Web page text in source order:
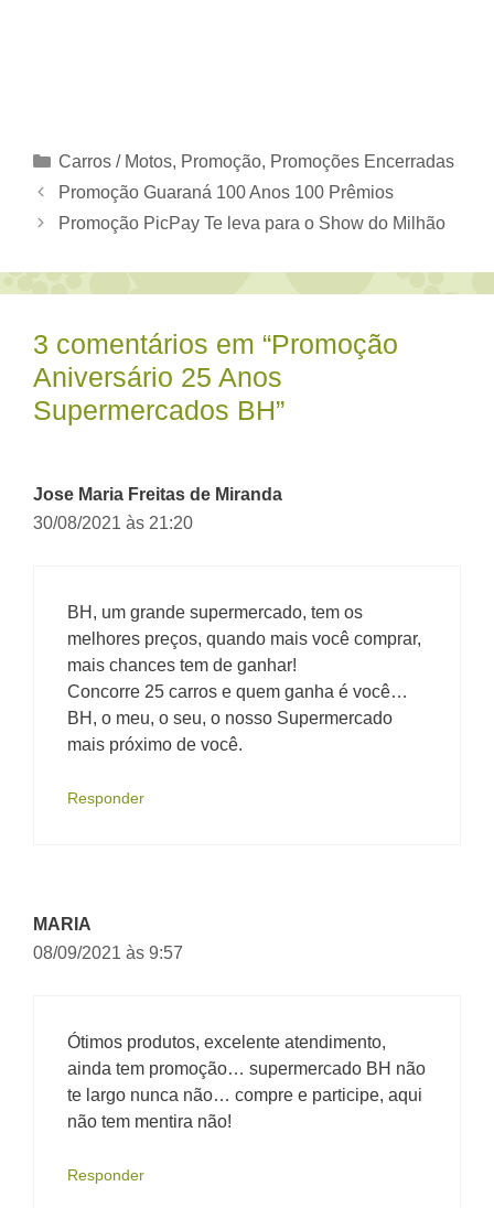
Categorias
Carros / Motos, Promoção, Promoções Encerradas
Promoção Guaraná 100 Anos 100 Prêmios
Promoção PicPay Te leva para o Show do Milhão
3 comentários em “Promoção
Aniversário 25 Anos
Supermercados BH”
Jose Maria Freitas de Miranda
30/08/2021 às 21:20
BH, um grande supermercado, tem os
melhores preços, quando mais você comprar,
mais chances tem de ganhar!
Concorre 25 carros e quem ganha é você…
BH, o meu, o seu, o nosso Supermercado
mais próximo de você.
Responder
MARIA
08/09/2021 às 9:57
Ótimos produtos, excelente atendimento,
ainda tem promoção… supermercado BH não
te largo nunca não… compre e participe, aqui
não tem mentira não!
Responder